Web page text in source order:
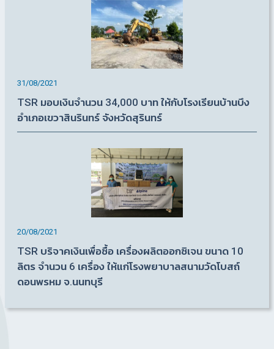
31/08/2021
TSR มอบเงินจำนวน 34,000 บาท ให้กับโรงเรียนบ้านบึง
อำเภอเขวาสินรินทร์ จังหวัดสุรินทร์
20/08/2021
TSR บริจาคเงินเพื่อซื้อ เครื่องผลิตออกซิเจน ขนาด 10
ลิตร จำนวน 6 เครื่อง ให้แก่โรงพยาบาลสนามวัดโบสถ์
ดอนพรหม จ.นนทบุรี